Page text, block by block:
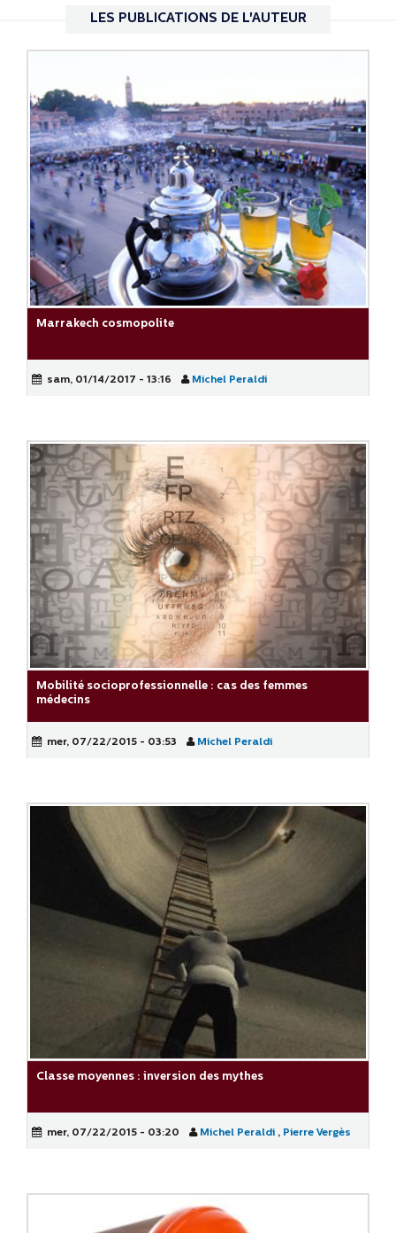
LES PUBLICATIONS DE L'AUTEUR
Marrakech cosmopolite
sam, 01/14/2017 - 13:16 Michel Peraldi
Mobilité socioprofessionnelle : cas des femmes
médecins
mer, 07/22/2015 - 03:53 Michel Peraldi
Classe moyennes : inversion des mythes
mer, 07/22/2015 - 03:20 Michel Peraldi , Pierre Vergès